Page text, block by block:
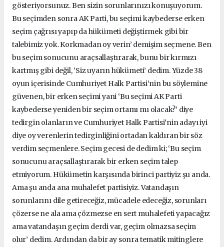
gösteriyorsunuz. Ben sizin sorunlarınızı konuşuyorum.
Bu seçimden sonra AK Parti, bu seçimi kaybederse erken
seçim çağrısı yapıp da hükümeti değiştirmek gibi bir
talebimiz yok. Korkmadan oy verin’ demişim seçmene. Ben
bu seçim sonucunu araçsallaştırarak, bunu bir kırmızı
kartmış gibi değil, ‘Siz uyarın hükümeti’ dedim. Yüzde 38
oyun içerisinde Cumhuriyet Halk Partisi’nin bu söylemine
güvenen, bir erken seçimi yani ‘Bu seçimi AK Parti
kaybederse yeniden bir seçim ortamı mı olacak?’ diye
tedirgin olanların ve Cumhuriyet Halk Partisi’nin adayı iyi
diye oy verenlerin tedirginliğini ortadan kaldıran bir söz
verdim seçmenlere. Seçim gecesi de dedim ki; ‘Bu seçim
sonucunu araçsallaştırarak bir erken seçim talep
etmiyorum. Hükümetin karşısında birinci partiyiz şu anda.
Ama şu anda ana muhalefet partisiyiz. Vatandaşın
sorunlarını dile getireceğiz, mücadele edeceğiz, sorunları
çözerse ne ala ama çözmezse en sert muhalefeti yapacağız
ama vatandaşın geçim derdi var, geçim olmazsa seçim
olur’ dedim. Ardından da bir ay sonra tematik mitinglere